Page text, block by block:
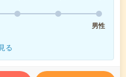
男性
る